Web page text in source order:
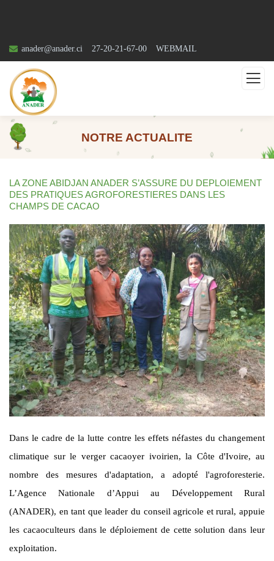
anader@anader.ci 27-20-21-67-00 WEBMAIL
NOTRE ACTUALITE
LA ZONE ABIDJAN ANADER S’ASSURE DU DEPLOIEMENT
DES PRATIQUES AGROFORESTIERES DANS LES
CHAMPS DE CACAO
Dans le cadre de la lutte contre les effets néfastes du changement
climatique sur le verger cacaoyer ivoirien, la Côte d'Ivoire, au
nombre des mesures d'adaptation, a adopté l'agroforesterie.
L’Agence Nationale d’Appui au Développement Rural
(ANADER), en tant que leader du conseil agricole et rural, appuie
les cacaoculteurs dans le déploiement de cette solution dans leur
exploitation.